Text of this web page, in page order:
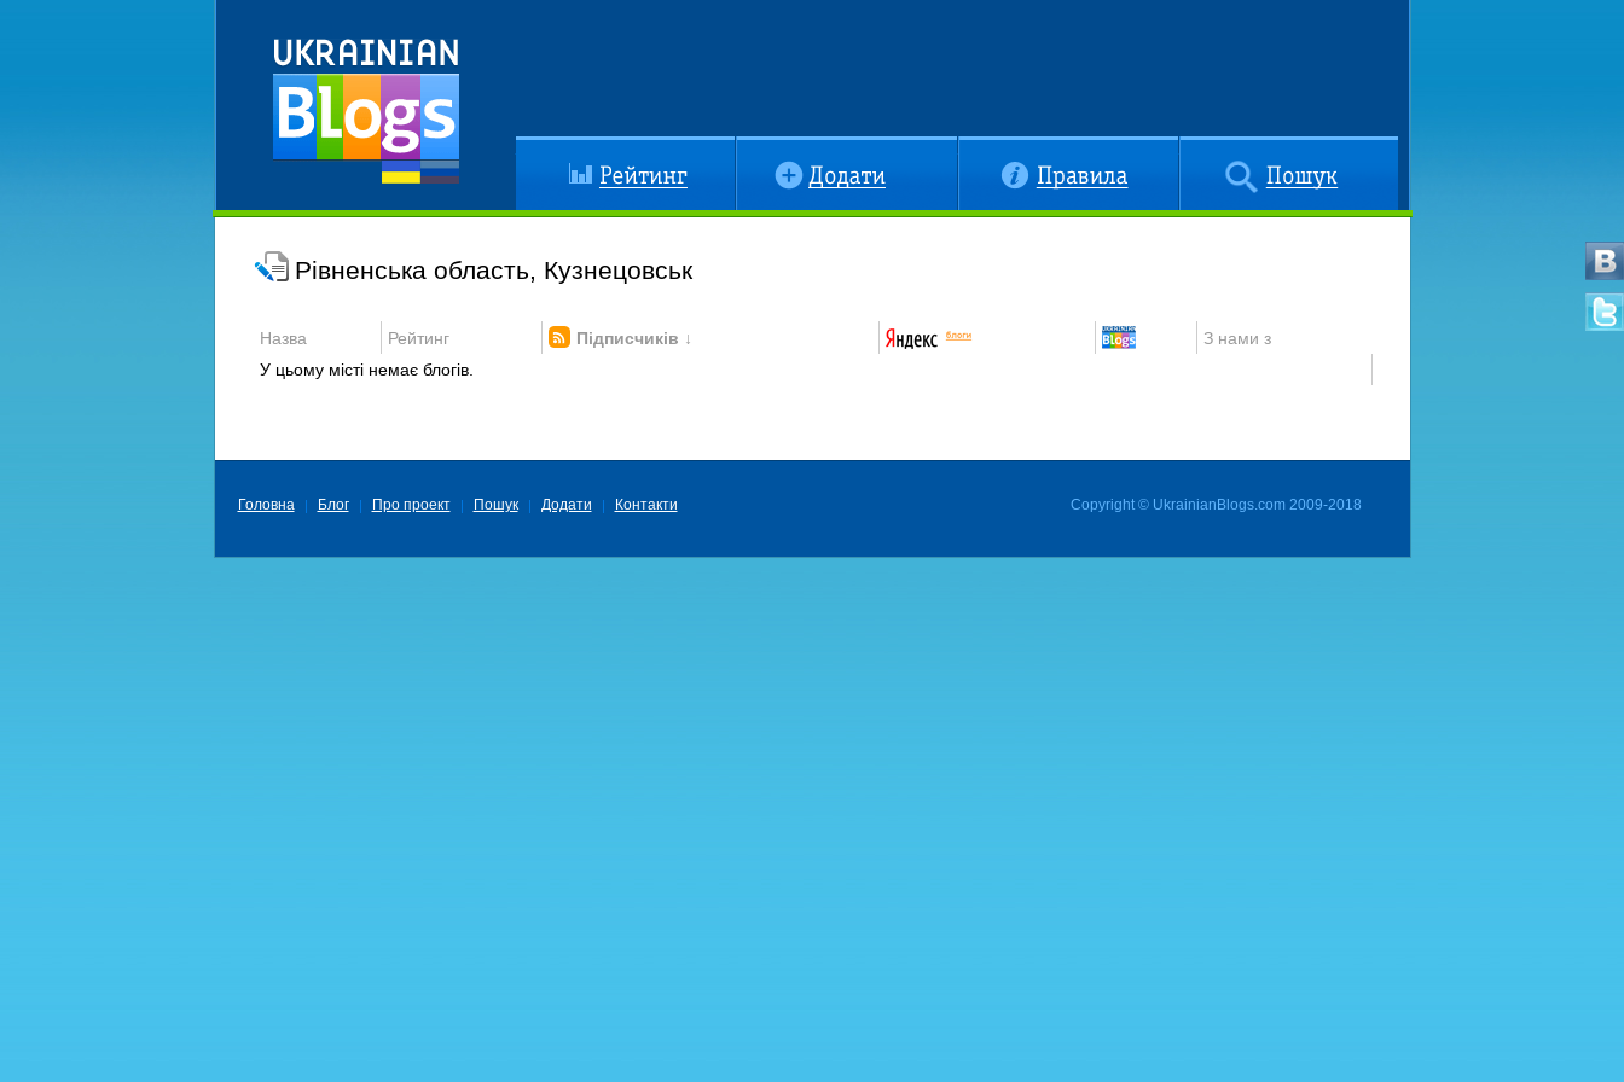
Рейтинг Додати Правила Пошук
Рівненська область, Кузнецовськ
Назва Рейтинг Підписчиків ↓
З нами з
У цьому місті немає блогів.
Головна Блог Про проект Пошук Додати Контакти Copyright © UkrainianBlogs.com 2009-2018